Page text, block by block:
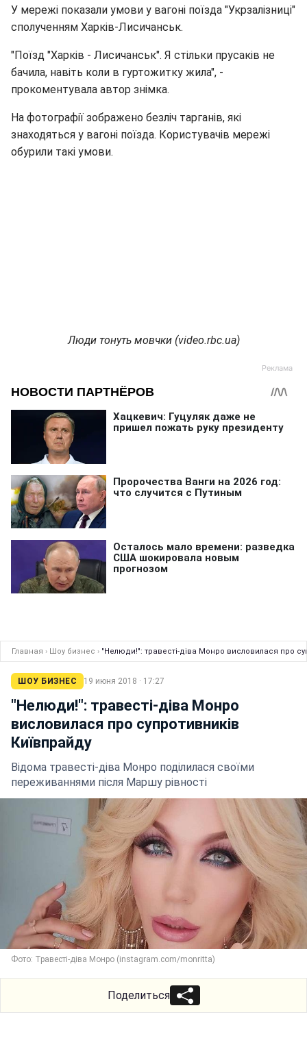
У мережі показали умови у вагоні поїзда "Укрзалізниці"
сполученням Харків-Лисичанськ.
"Поїзд "Харків - Лисичанськ". Я стільки прусаків не
бачила, навіть коли в гуртожитку жила", -
прокоментувала автор знімка.
На фотографії зображено безліч тарганів, які
знаходяться у вагоні поїзда. Користувачів мережі
обурили такі умови.
Люди тонуть мовчки (video.rbc.ua)
Главная › Шоу бизнес › "Нелюди!": травесті-діва Монро висловилася про
ШОУ БИЗНЕС 19 июня 2018 · 17:27
"Нелюди!": травесті-діва Монро
висловилася про супротивників
Київпрайду
Відома травесті-діва Монро поділилася своїми
переживаннями після Маршу рівності
Фото: Травесті-діва Монро (instagram.com/monritta)
Поделиться